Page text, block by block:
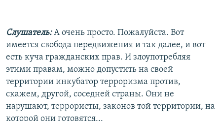
Слушатель:А очень просто. Пожалуйста. Вот
имеется свобода передвижения и так далее, и вот
есть куча гражданских прав. И злоупотребляя
этими правам, можно допустить на своей
территории инкубатор терроризма против,
скажем, другой, соседней страны. Они не
нарушают, террористы, законов той территории, на
которой они готовятся...